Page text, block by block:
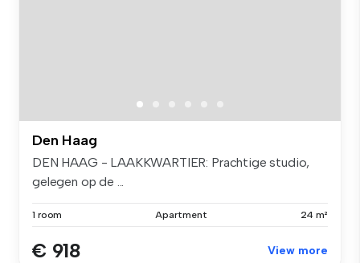
Den Haag
DEN HAAG - LAAKKWARTIER: Prachtige studio,
gelegen op de ...
1 room Apartment 24 m²
€ 918 View more